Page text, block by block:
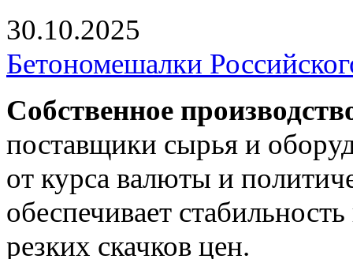
30.10.2025
Бетономешалки
Собственное
поставщики сырья и
от курса валюты и
обеспечивает
резких скачков цен.